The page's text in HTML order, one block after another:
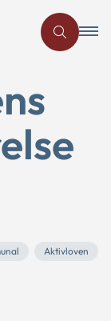
Aktivloven